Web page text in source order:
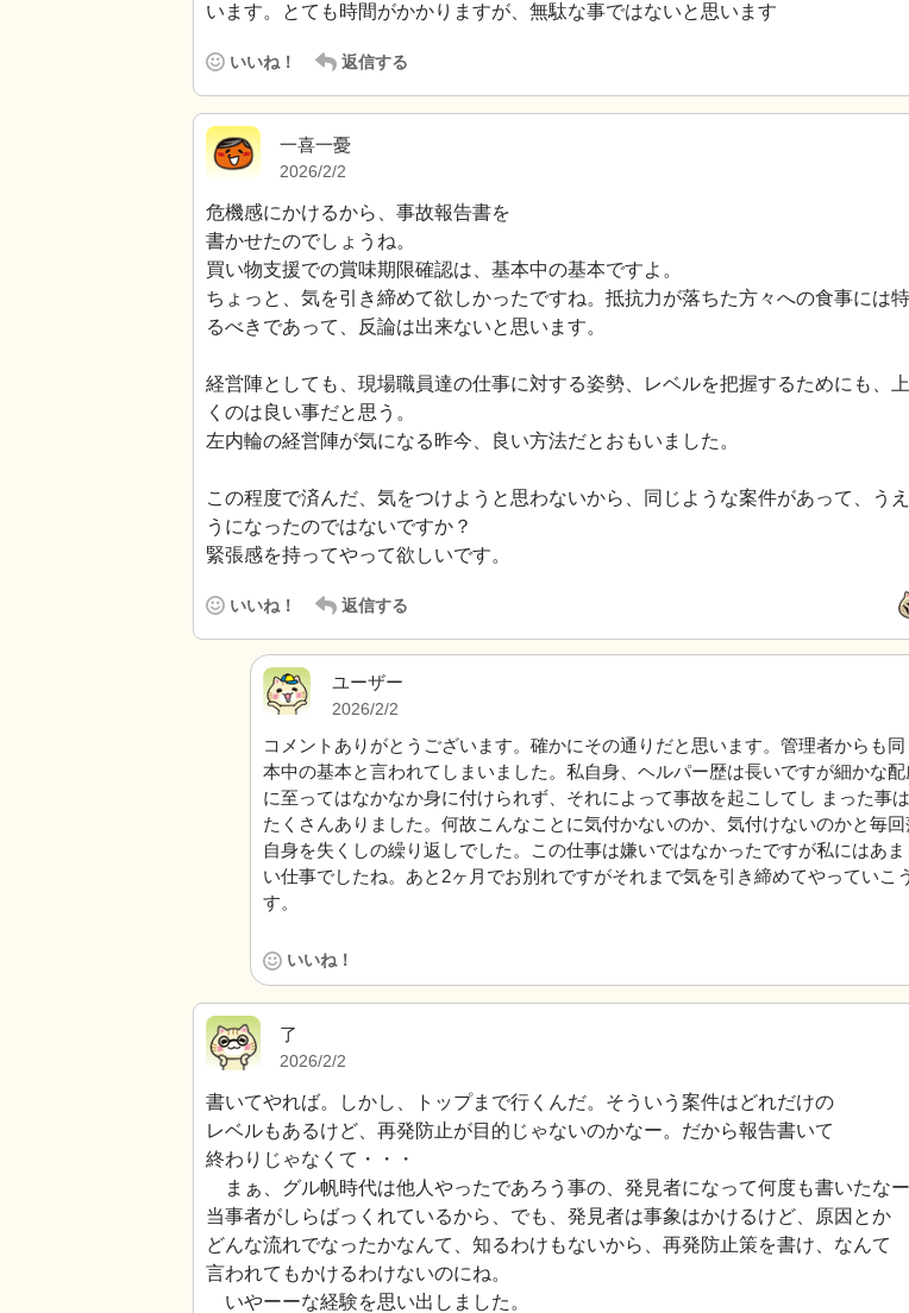
います。とても時間がかかりますが、無駄な事ではないと思います
いいね！ 返信する
一喜一憂
2026/2/2
危機感にかけるから、事故報告書を
書かせたのでしょうね。
買い物支援での賞味期限確認は、基本中の基本ですよ。
ちょっと、気を引き締めて欲しかったですね。抵抗力が落ちた方々への食事には
るべきであって、反論は出来ないと思います。
経営陣としても、現場職員達の仕事に対する姿勢、レベルを把握するためにも、
くのは良い事だと思う。
左内輪の経営陣が気になる昨今、良い方法だとおもいました。
この程度で済んだ、気をつけようと思わないから、同じような案件があって、う
うになったのではないですか？
緊張感を持ってやって欲しいです。
いいね！ 返信する
ユーザー
2026/2/2
コメントありがとうございます。確かにその通りだと思います。管理者からも
本中の基本と言われてしまいました。私自身、ヘルパー歴は長いですが細かな
に至ってはなかなか身に付けられず、それによって事故を起こしてし まった事
たくさんありました。何故こんなことに気付かないのか、気付けないのかと毎回
自身を失くしの繰り返しでした。この仕事は嫌いではなかったですが私にはあま
い仕事でしたね。あと2ヶ月でお別れですがそれまで気を引き締めてやっていこ
す。
いいね！
了
2026/2/2
書いてやれば。しかし、トップまで行くんだ。そういう案件はどれだけの
レベルもあるけど、再発防止が目的じゃないのかなー。だから報告書いて
終わりじゃなくて・・・
まぁ、グル帆時代は他人やったであろう事の、発見者になって何度も書いたなー
当事者がしらばっくれているから、でも、発見者は事象はかけるけど、原因とか
どんな流れでなったかなんて、知るわけもないから、再発防止策を書け、なんて
言われてもかけるわけないのにね。
いやーーな経験を思い出しました。